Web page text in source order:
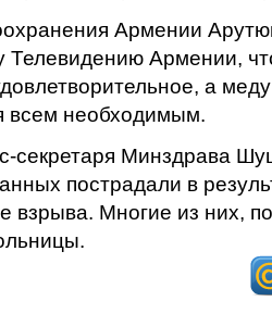
Армении
Армении,
а
всем необходимым.
секретаря Минздрава
пострадали в
взрыва. Многие из них,